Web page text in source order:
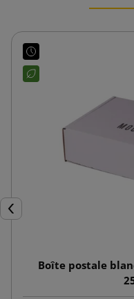
Précédent
Boîte postale